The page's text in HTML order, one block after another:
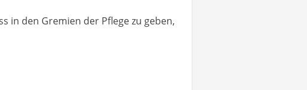
in den Gremien der Pflege zu geben,